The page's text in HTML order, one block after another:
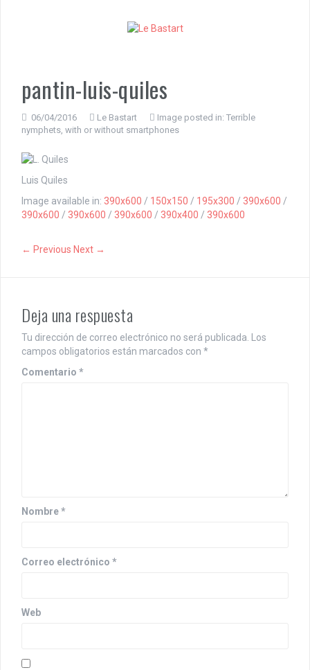
pantin-luis-quiles
06/04/2016 Le Bastart Image posted in: Terrible
nymphets, with or without smartphones
Luis Quiles
Image available in: 390x600 / 150x150 / 195x300 / 390x600 /
390x600 / 390x600 / 390x600 / 390x400 / 390x600
← Previous Next →
Deja una respuesta
Tu dirección de correo electrónico no será publicada. Los
campos obligatorios están marcados con *
Comentario *
Nombre*
Correo electrónico *
Web